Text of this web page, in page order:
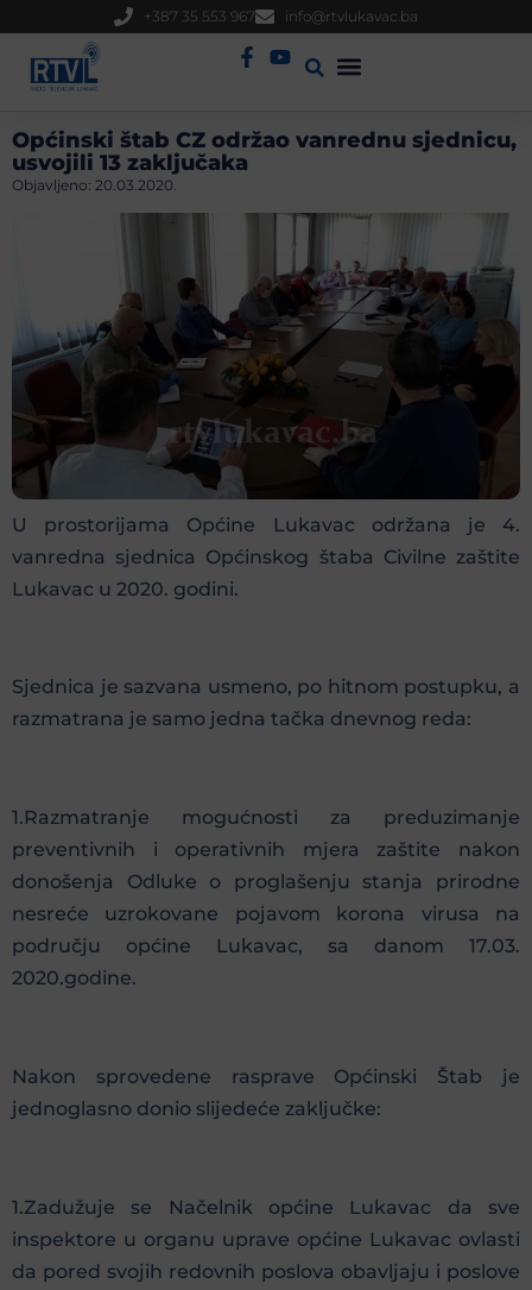
+387 35 553 967 info@rtvlukavac.ba
Općinski štab CZ održao vanrednu sjednicu,
usvojili 13 zaključaka
Objavljeno: 20.03.2020.
U prostorijama Općine Lukavac održana je 4.
vanredna sjednica Općinskog štaba Civilne zaštite
Lukavac u 2020. godini.
Sjednica je sazvana usmeno, po hitnom postupku, a
razmatrana je samo jedna tačka dnevnog reda:
1.Razmatranje mogućnosti za preduzimanje
preventivnih i operativnih mjera zaštite nakon
donošenja Odluke o proglašenju stanja prirodne
nesreće uzrokovane pojavom korona virusa na
području općine Lukavac, sa danom 17.03.
2020.godine.
Nakon sprovedene rasprave Općinski Štab je
jednoglasno donio slijedeće zaključke:
1.Zadužuje se Načelnik općine Lukavac da sve
inspektore u organu uprave općine Lukavac ovlasti
da pored svojih redovnih poslova obavljaju i poslove